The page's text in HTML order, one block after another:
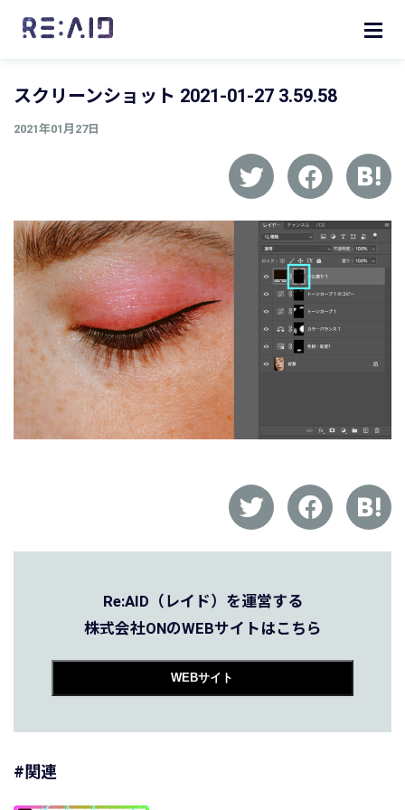
スクリーンショット 2021-01-27 3.59.58
2021年01月27日
Re:AID（レイド）を運営する
株式会社ONのWEBサイトはこちら
WEBサイト
#関連